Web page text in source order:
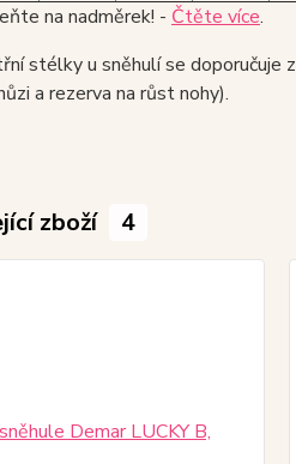
na nadměrek! - Čtěte více.
stélky u sněhulí se doporučuje
a rezerva na růst nohy).
zboží 4